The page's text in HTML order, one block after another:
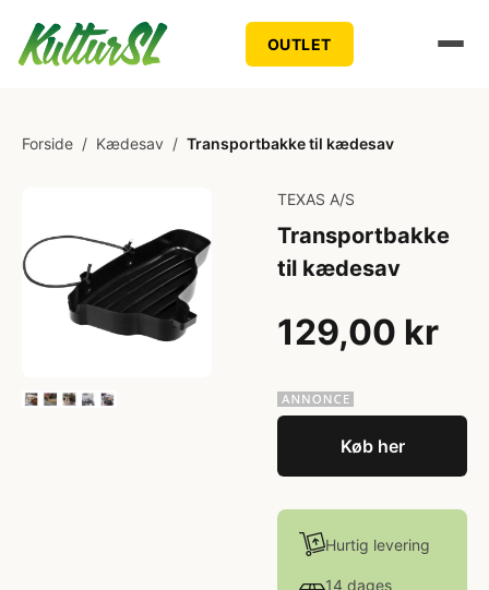
OUTLET
Forside / Kædesav / Transportbakke til kædesav
TEXAS A/S
Transportbakke
til kædesav
129,00 kr
Køb her
Hurtig levering
14 dages